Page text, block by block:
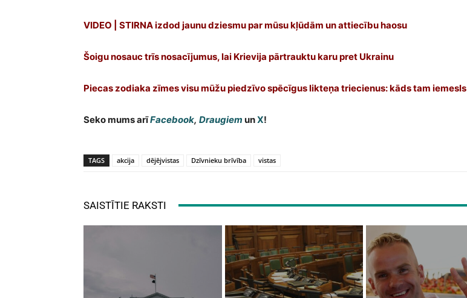
VIDEO | STIRNA izdod jaunu dziesmu par mūsu kļūdām un attiecību haosu
Šoigu nosauc trīs nosacījumus, lai Krievija pārtrauktu karu pret Ukrainu
Piecas zodiaka zīmes visu mūžu piedzīvo spēcīgus likteņa triecienus: kāds tam iemesls
Seko mums arīFacebook, Draugiem unX!
TAGS akcija dējējvistas Dzīvnieku brīvība vistas
SAISTĪTIE RAKSTI